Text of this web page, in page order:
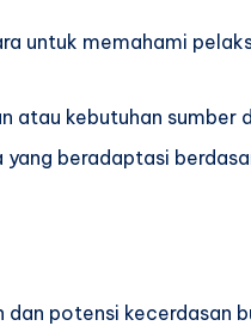
untuk memahami
atau kebutuhan sumber
yang beradaptasi
potensi kecerdasan